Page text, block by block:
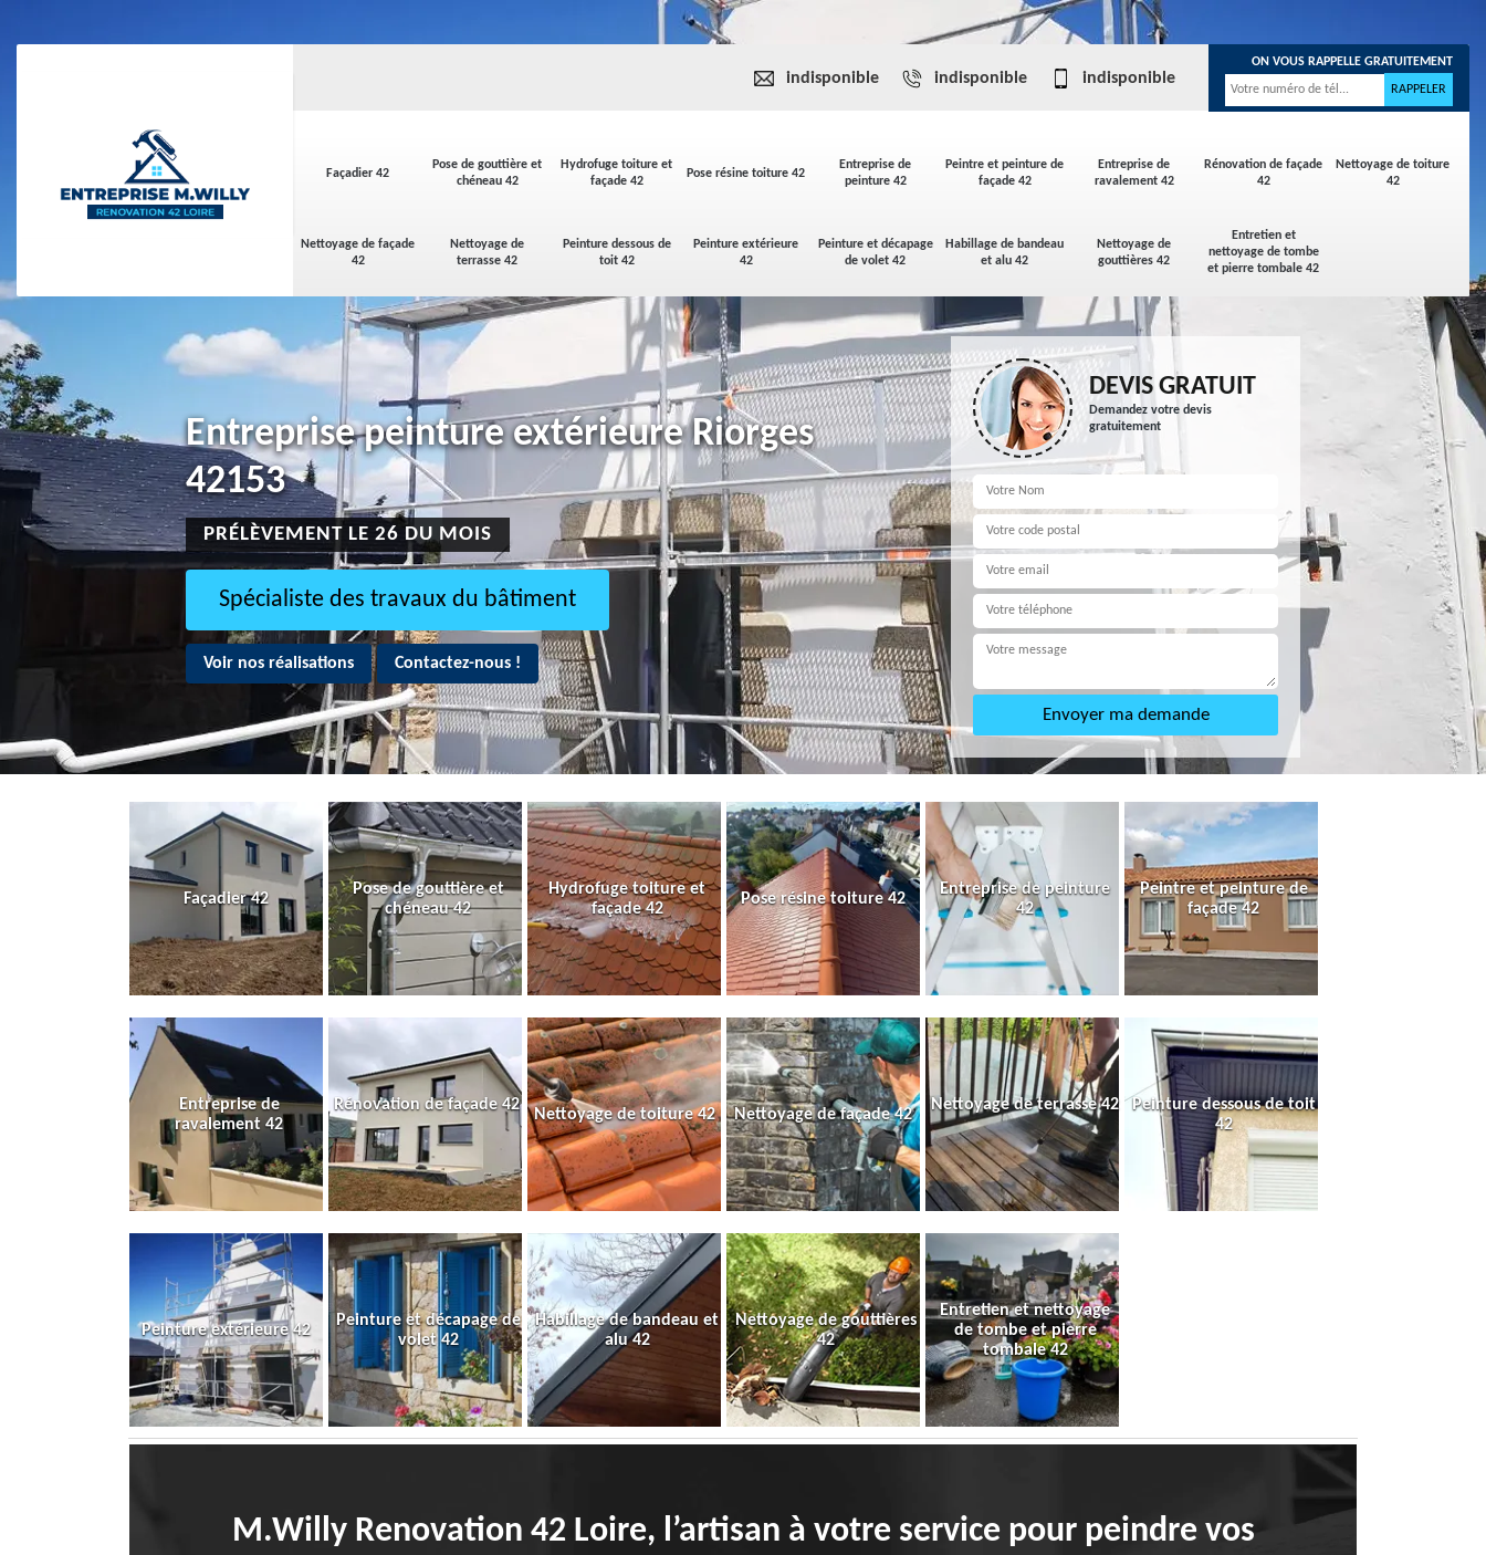
Façadier 42
Pose de gouttière et
chéneau 42
Hydrofuge toiture et
façade 42
Pose résine toiture 42
Entreprise de
peinture 42
Peintre et peinture de
façade 42
Entreprise de
ravalement 42
Rénovation de façade
42
Nettoyage de toiture
42
Nettoyage de façade
42
Nettoyage de
terrasse 42
Peinture dessous de
toit 42
Peinture extérieure
42
Peinture et décapage
de volet 42
Habillage de bandeau
et alu 42
Nettoyage de
gouttières 42
Entretien et
nettoyage de tombe
et pierre tombale 42
indisponible indisponible indisponible
ON VOUS RAPPELLE GRATUITEMENT
Entreprise peinture extérieure Riorges
42153
PRÉLÈVEMENT LE 26 DU MOIS
Spécialiste des travaux du bâtiment
Voir nos réalisations Contactez-nous !
DEVIS GRATUIT
Demandez votre devis
gratuitement
Façadier 42
Pose de gouttière et
chéneau 42
Hydrofuge toiture et
façade 42
Pose résine toiture 42
Entreprise de peinture
42
Peintre et peinture de
façade 42
Entreprise de
ravalement 42
Rénovation de façade 42
Nettoyage de toiture 42 Nettoyage de façade 42
Nettoyage de terrasse 42
Peinture dessous de toit
42
Peinture extérieure 42
Peinture et décapage de
volet 42
Habillage de bandeau et
alu 42
Nettoyage de gouttières
42
Entretien et nettoyage
de tombe et pierre
tombale 42
M.Willy Renovation 42 Loire, l’artisan à votre service pour peindre vos